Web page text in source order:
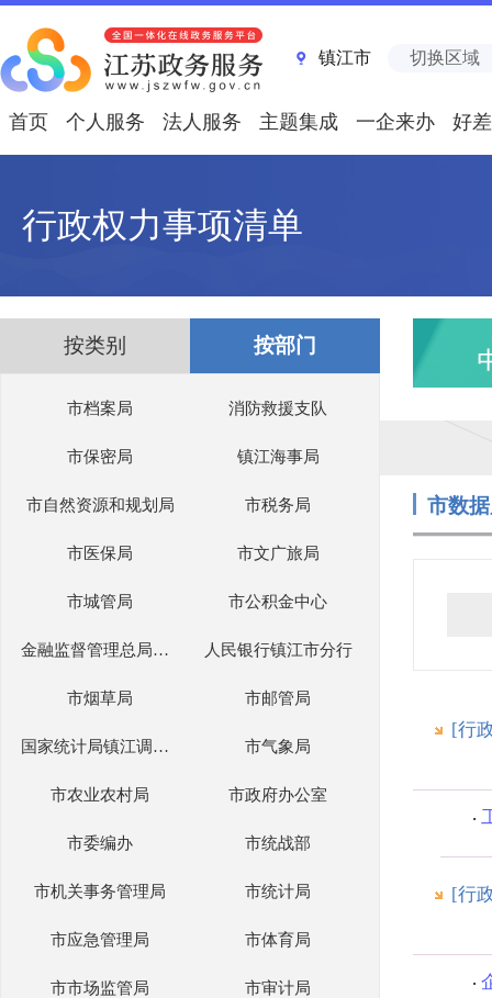
镇江市 切换区域
首页 个人服务 法人服务 主题集成 一企来办 好
行政权力事项清单
按类别 按部门
市档案局 消防救援支队
市保密局 镇江海事局
市自然资源和规划局 市税务局
市医保局 市文广旅局
市城管局 市公积金中心
金融监督管理总局镇江监管分局 人民银行镇江市分行
市烟草局 市邮管局
国家统计局镇江调查队 市气象局
市农业农村局 市政府办公室
市委编办 市统战部
市机关事务管理局 市统计局
市应急管理局 市体育局
市市场监管局 市审计局
市数
[行
[行